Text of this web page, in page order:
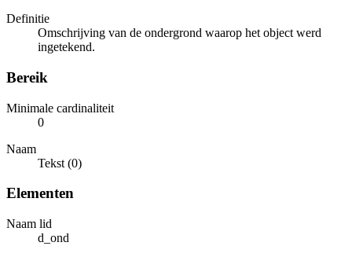
Definitie
Omschrijving van de ondergrond waarop het object werd
ingetekend.
Bereik
Minimale cardinaliteit
0
Naam
Tekst (0)
Elementen
Naam lid
d_ond